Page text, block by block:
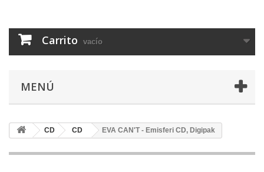
Carrito vacío
MENÚ
CD CD EVA CAN'T - Emisferi CD, Digipak